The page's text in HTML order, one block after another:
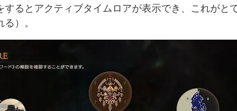
るとアクティブタイムロアが表示でき、これがと
）。